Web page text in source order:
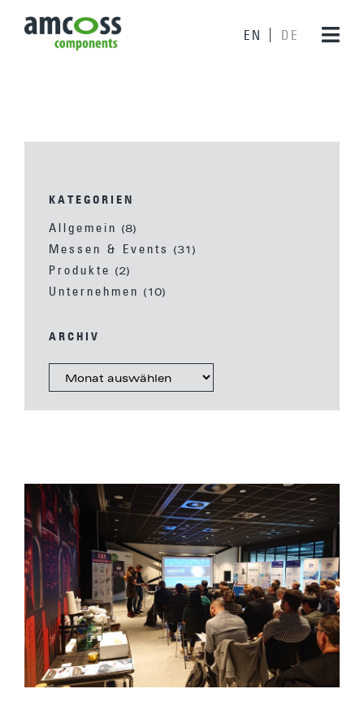
KATEGORIEN
Allgemein (8)
Messen & Events (31)
Produkte (2)
Unternehmen (10)
ARCHIV
EN DE